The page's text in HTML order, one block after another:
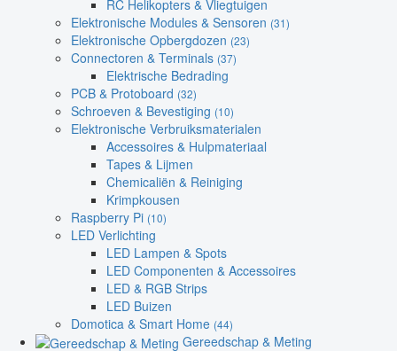
RC Helikopters & Vliegtuigen
Elektronische Modules & Sensoren (31)
Elektronische Opbergdozen (23)
Connectoren & Terminals (37)
Elektrische Bedrading
PCB & Protoboard (32)
Schroeven & Bevestiging (10)
Elektronische Verbruiksmaterialen
Accessoires & Hulpmateriaal
Tapes & Lijmen
Chemicaliën & Reiniging
Krimpkousen
Raspberry Pi (10)
LED Verlichting
LED Lampen & Spots
LED Componenten & Accessoires
LED & RGB Strips
LED Buizen
Domotica & Smart Home (44)
Gereedschap & Meting